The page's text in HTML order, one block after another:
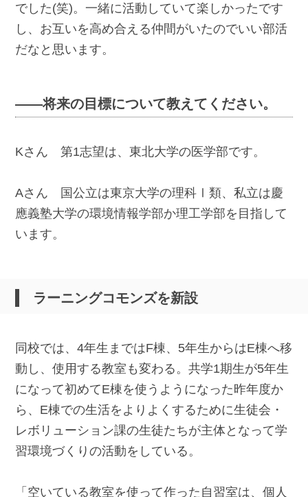
でした(笑)。一緒に活動していて楽しかったです
し、お互いを高め合える仲間がいたのでいい部活
だなと思います。
――将来の目標について教えてください。
Kさん 第1志望は、東北大学の医学部です。
Aさん 国公立は東京大学の理科Ⅰ類、私立は慶
應義塾大学の環境情報学部か理工学部を目指して
います。
ラーニングコモンズを新設
同校では、4年生まではF棟、5年生からはE棟へ移
動し、使用する教室も変わる。共学1期生が5年生
になって初めてE棟を使うようになった昨年度か
ら、E棟での生活をよりよくするために生徒会・
レボリューション課の生徒たちが主体となって学
習環境づくりの活動をしている。
「空いている教室を使って作った自習室は、個人